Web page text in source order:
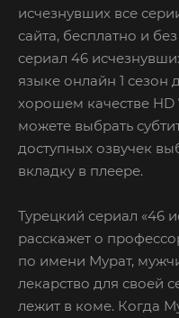
исчезнувших все
сайта, бесплатно и
сериал 46
языке онлайн 1 сезон
хорошем качестве
можете выбрать
доступных озвучек
вкладку в плеере.
Турецкий сериал «46
расскажет о
по имени Мурат,
лекарство для своей
лежит в коме. Когда